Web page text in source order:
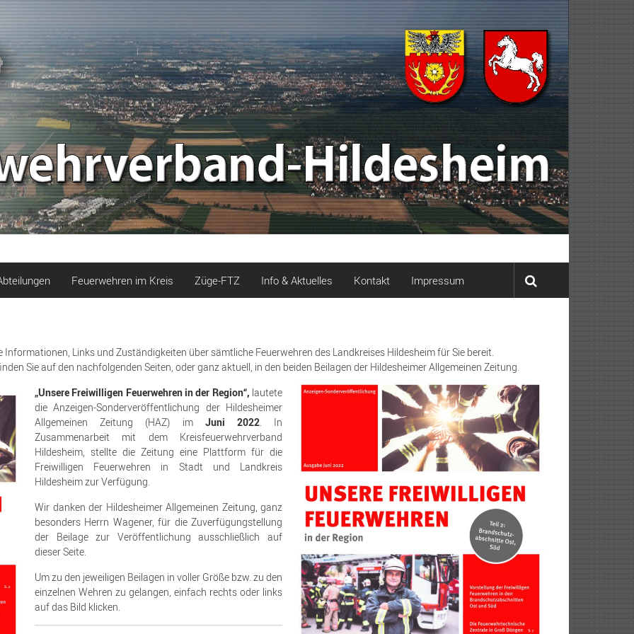
Feuerwehren im Kreis Züge-FTZ Info & Aktuelles Kontakt Impressum
Informationen, Links und Zuständigkeiten über sämtliche Feuerwehren des Landkreises Hildesheim für Sie bereit.
Sie auf den nachfolgenden Seiten, oder ganz aktuell, in den beiden Beilagen der Hildesheimer Allgemeinen Zeitung.
„Unsere Freiwilligen Feuerwehren in der Region“, lautete
die Anzeigen-Sonderveröffentlichung der Hildesheimer
Allgemeinen Zeitung (HAZ) im Juni 2022. In
Zusammenarbeit mit dem Kreisfeuerwehrverband
Hildesheim, stellte die Zeitung eine Plattform für die
Freiwilligen Feuerwehren in Stadt und Landkreis
Hildesheim zur Verfügung.
Wir danken der Hildesheimer Allgemeinen Zeitung, ganz
besonders Herrn Wagener, für die Zuverfügungstellung
der Beilage zur Veröffentlichung ausschließlich auf
dieser Seite.
Um zu den jeweiligen Beilagen in voller Größe bzw. zu den
einzelnen Wehren zu gelangen, einfach rechts oder links
auf das Bild klicken.